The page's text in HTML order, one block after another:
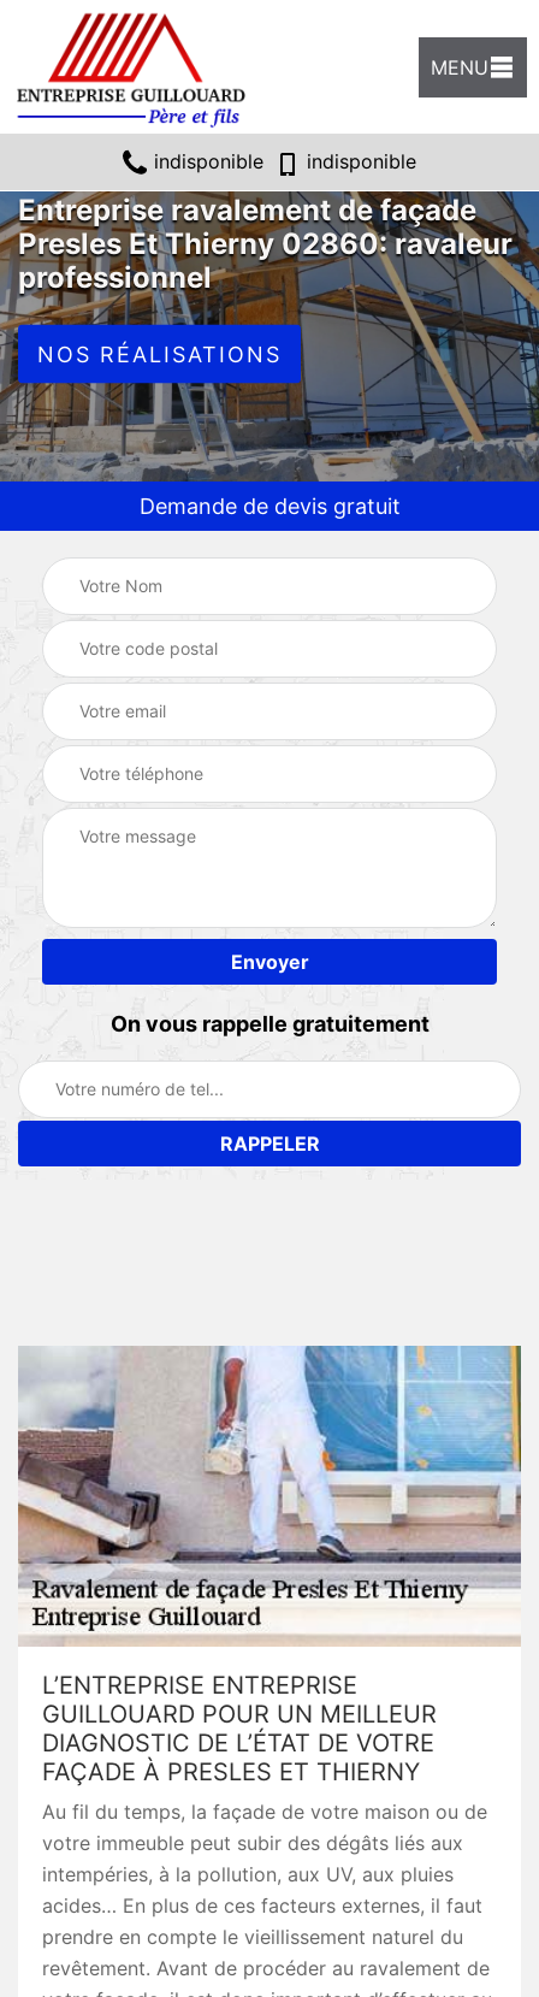
MENU
indisponible indisponible
Entreprise ravalement de façade
Presles Et Thierny 02860: ravaleur
professionnel
NOS RÉALISATIONS
Demande de devis gratuit
On vous rappelle gratuitement
L’ENTREPRISE ENTREPRISE
GUILLOUARD POUR UN MEILLEUR
DIAGNOSTIC DE L’ÉTAT DE VOTRE
FAÇADE À PRESLES ET THIERNY
Au fil du temps, la façade de votre maison ou de
votre immeuble peut subir des dégâts liés aux
intempéries, à la pollution, aux UV, aux pluies
acides… En plus de ces facteurs externes, il faut
prendre en compte le vieillissement naturel du
revêtement. Avant de procéder au ravalement de